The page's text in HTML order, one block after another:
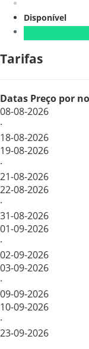
Disponível
Tarifas
Datas Preço por
08-08-2026
·
18-08-2026
19-08-2026
·
21-08-2026
22-08-2026
·
31-08-2026
01-09-2026
·
02-09-2026
03-09-2026
·
09-09-2026
10-09-2026
·
23-09-2026